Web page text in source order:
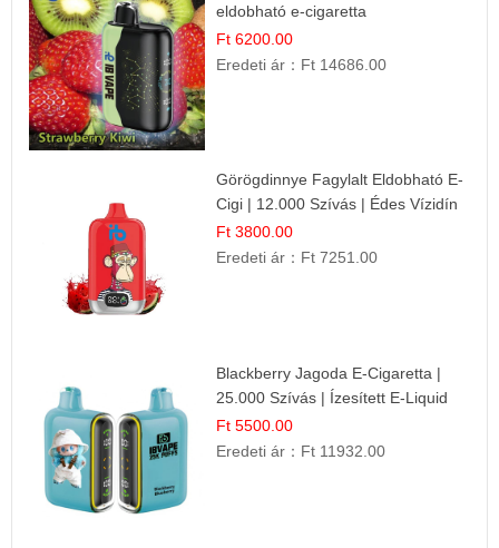
eldobható e-cigaretta
Ft 6200.00
Eredeti ár： Ft 14686.00
Görögdinnye Fagylalt Eldobható E-
Cigi | 12.000 Szívás | Édes Vízidín
Íz
Ft 3800.00
Eredeti ár： Ft 7251.00
Blackberry Jagoda E-Cigaretta |
25.000 Szívás | Ízesített E-Liquid
Ft 5500.00
Eredeti ár： Ft 11932.00